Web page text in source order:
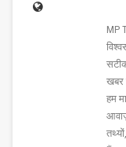
MP
खबर
हम